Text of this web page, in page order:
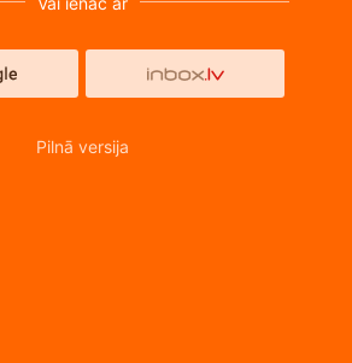
Pilnā versija